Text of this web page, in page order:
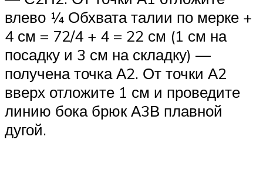
влево ¼ Обхвата талии по мерке +
4 см = 72/4 + 4 = 22 см (1 см на
посадку и 3 см на складку) —
получена точка А2. От точки А2
вверх отложите 1 см и проведите
линию бока брюк А3В плавной
дугой.